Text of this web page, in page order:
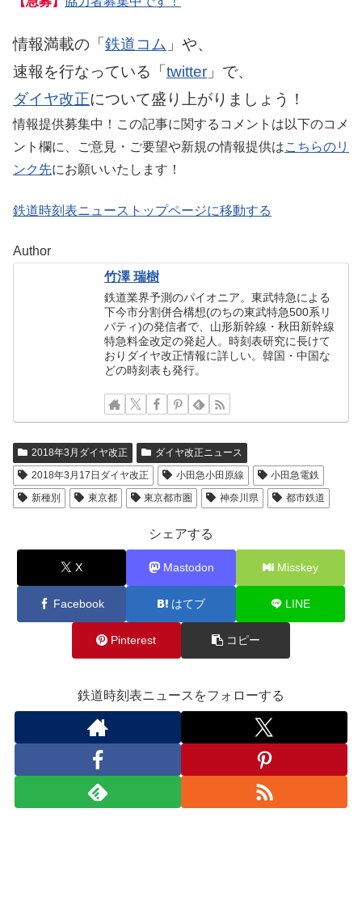
情報満載の「 鉄道コム 」や、
速報を行なっている「 twitter 」で、
ダイヤ改正について盛り上がりましょう！
情報提供募集中！この記事に関するコメントは以下のコメ
ント欄に、ご意見・ご要望や新規の情報提供はこちらのリ
ンク先にお願いいたします！
鉄道時刻表ニューストップページに移動する
Author
竹澤 瑞樹
鉄道業界予測のパイオニア。東武特急による
下今市分割併合構想(のちの東武特急500系リ
バティ)の発信者で、山形新幹線・秋田新幹線
特急料金改定の発起人。時刻表研究に長けて
おりダイヤ改正情報に詳しい。韓国・中国な
どの時刻表も発行。
2018年3月ダイヤ改正
ダイヤ改正ニュース
2018年3月17日ダイヤ改正
小田急小田原線
小田急電鉄
新種別
東京都 東京都市圏 神奈川県 都市鉄道
シェアする
X Mastodon Misskey
Facebook はてブ LINE
Pinterest コピー
鉄道時刻表ニュースをフォローする